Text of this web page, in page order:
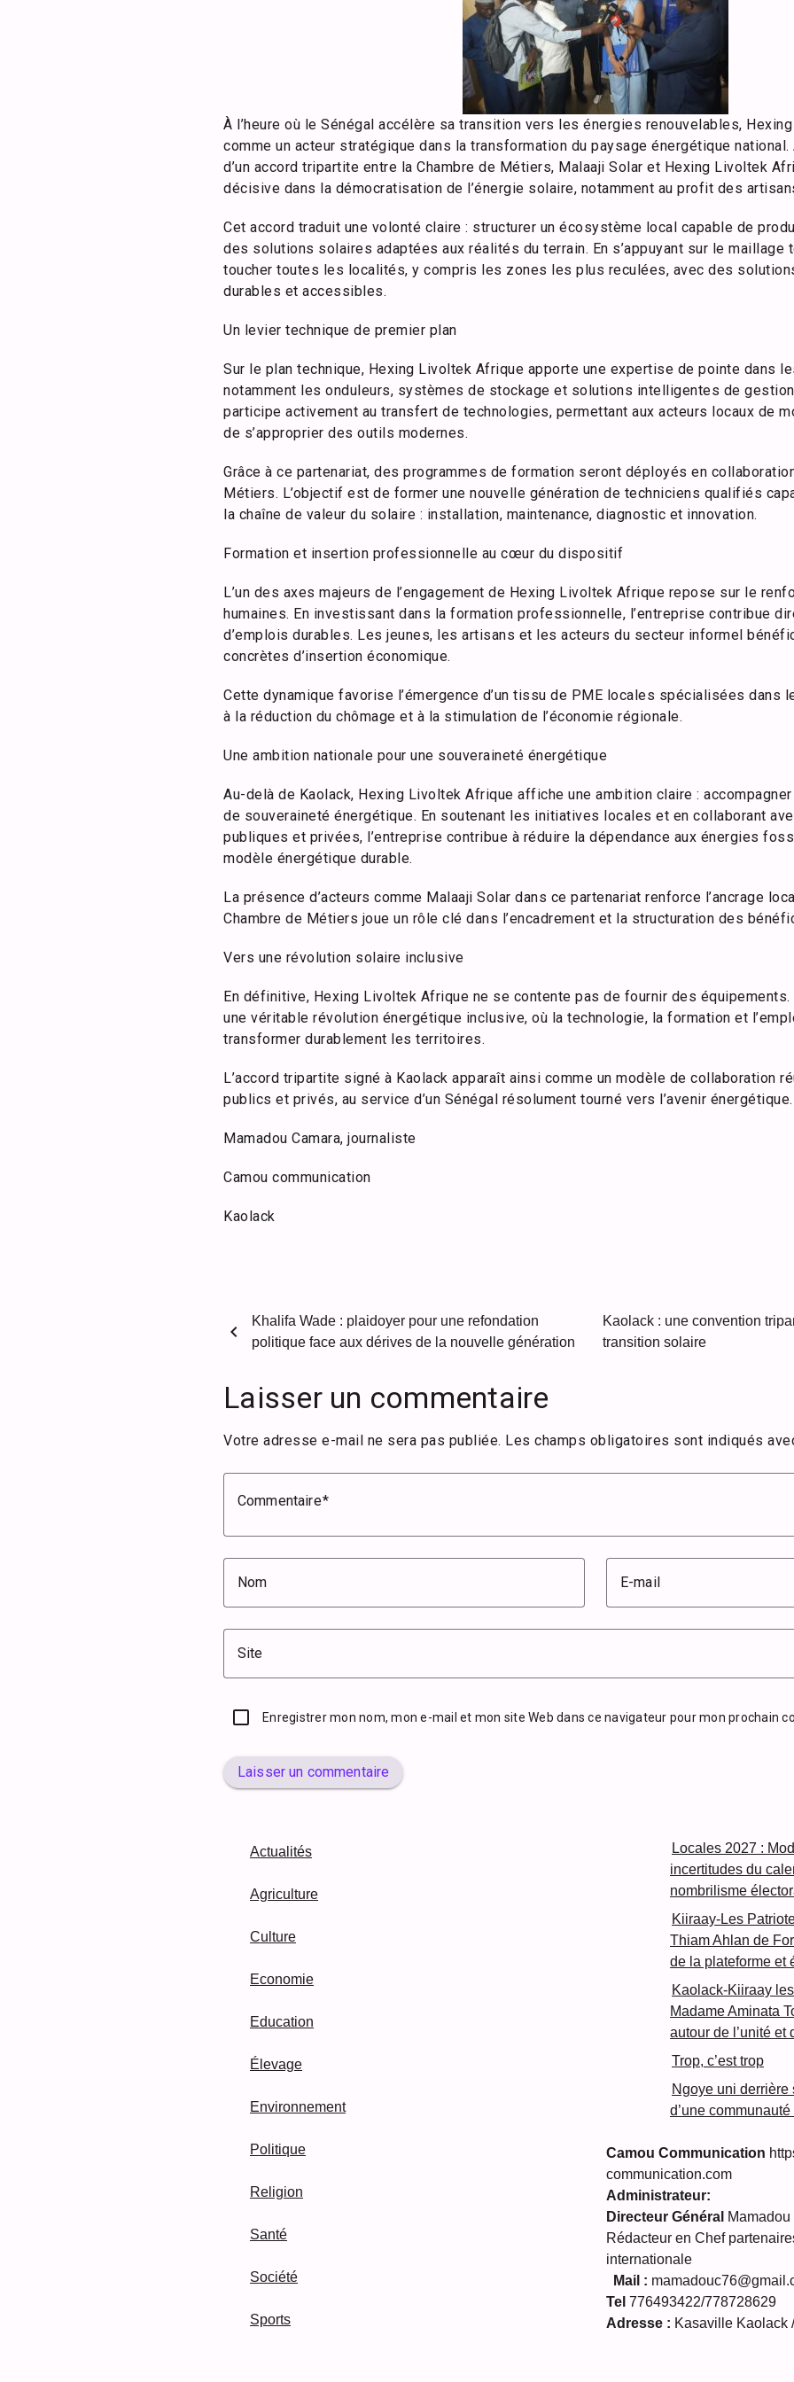
À l’heure où le Sénégal accélère sa transition vers les énergies renouvelables,
comme un acteur stratégique dans la transformation du paysage énergétique national.
d’un accord tripartite entre la Chambre de Métiers, Malaaji Solar et Hexing Livoltek
décisive dans la démocratisation de l’énergie solaire, notamment au profit des
Cet accord traduit une volonté claire : structurer un écosystème local capable de
des solutions solaires adaptées aux réalités du terrain. En s’appuyant sur le maillage
toucher toutes les localités, y compris les zones les plus reculées, avec des
durables et accessibles.
Un levier technique de premier plan
Sur le plan technique, Hexing Livoltek Afrique apporte une expertise de pointe dans
notamment les onduleurs, systèmes de stockage et solutions intelligentes de gestion
participe activement au transfert de technologies, permettant aux acteurs locaux de
de s’approprier des outils modernes.
Grâce à ce partenariat, des programmes de formation seront déployés en
Métiers. L’objectif est de former une nouvelle génération de techniciens qualifiés
la chaîne de valeur du solaire : installation, maintenance, diagnostic et innovation.
Formation et insertion professionnelle au cœur du dispositif
L’un des axes majeurs de l’engagement de Hexing Livoltek Afrique repose sur le
humaines. En investissant dans la formation professionnelle, l’entreprise contribue
d’emplois durables. Les jeunes, les artisans et les acteurs du secteur informel
concrètes d’insertion économique.
Cette dynamique favorise l’émergence d’un tissu de PME locales spécialisées dans
à la réduction du chômage et à la stimulation de l’économie régionale.
Une ambition nationale pour une souveraineté énergétique
Au-delà de Kaolack, Hexing Livoltek Afrique affiche une ambition claire :
de souveraineté énergétique. En soutenant les initiatives locales et en collaborant
publiques et privées, l’entreprise contribue à réduire la dépendance aux énergies
modèle énergétique durable.
La présence d’acteurs comme Malaaji Solar dans ce partenariat renforce l’ancrage
Chambre de Métiers joue un rôle clé dans l’encadrement et la structuration des
Vers une révolution solaire inclusive
En définitive, Hexing Livoltek Afrique ne se contente pas de fournir des équipements.
une véritable révolution énergétique inclusive, où la technologie, la formation et
transformer durablement les territoires.
L’accord tripartite signé à Kaolack apparaît ainsi comme un modèle de collaboration
publics et privés, au service d’un Sénégal résolument tourné vers l’avenir énergétique.
Mamadou Camara, journaliste
Camou communication
Kaolack
chevron_left
Khalifa Wade : plaidoyer pour une refondation
politique face aux dérives de la nouvelle génération
Kaolack : une convention
transition solaire
Laisser un commentaire
Votre adresse e-mail ne sera pas publiée. Les champs obligatoires sont indiqués
Commentaire
Nom E-mail
Site
Enregistrer mon nom, mon e-mail et mon site Web dans ce navigateur pour mon prochain
Laisser un commentaire
Actualités
Agriculture
Culture
Economie
Education
Élevage
Environnement
Politique
Religion
Santé
Société
Sports
Locales 2027 :
incertitudes du
nombrilisme
Kiiraay-Les
Thiam Ahlan de
de la plateforme et
Kaolack-Kiiraay
Madame Aminata
autour de l’unité et
Trop, c’est trop
Ngoye uni
d’une
Camou Communication
communication.com
Administrateur:
Directeur Général
Rédacteur en Chef
internationale
Mail :
Tel 776493422/778728629
Adresse : Kasaville Kaolack